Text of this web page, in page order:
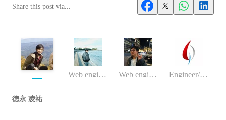
Share this post via...
Web engineer Web engineer Engineer/programmer
徳永 凌祐